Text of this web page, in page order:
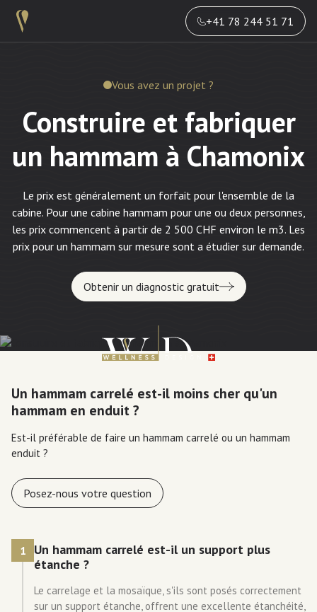
+41 78 244 51 71
Vous avez un projet ?
Construire et fabriquer
un hammam à Chamonix
Le prix est généralement un forfait pour l'ensemble de la
cabine. Pour une cabine hammam pour une ou deux personnes,
les prix commencent à partir de 2 500 CHF environ le m3. Les
prix pour un hammam sur mesure sont a étudier sur demande.
Obtenir un diagnostic gratuit
Un hammam carrelé est-il moins cher qu'un
hammam en enduit ?
Est-il préférable de faire un hammam carrelé ou un hammam
enduit ?
Posez-nous votre question
1
Un hammam carrelé est-il un support plus
étanche ?
Le carrelage et la mosaïque, s'ils sont posés correctement
sur un support étanche, offrent une excellente étanchéité,